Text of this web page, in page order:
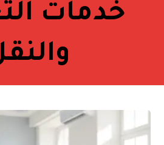
خدمات